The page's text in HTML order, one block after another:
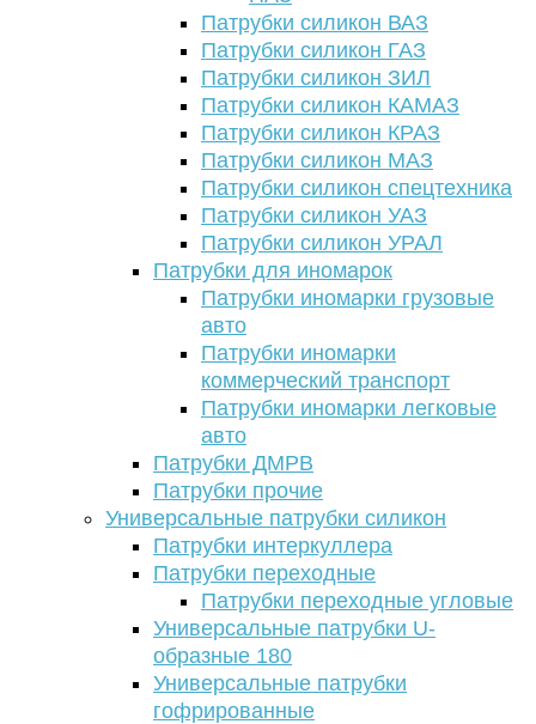
Патрубки силикон ВАЗ
Патрубки силикон ГАЗ
Патрубки силикон ЗИЛ
Патрубки силикон КАМАЗ
Патрубки силикон КРАЗ
Патрубки силикон МАЗ
Патрубки силикон спецтехника
Патрубки силикон УАЗ
Патрубки силикон УРАЛ
Патрубки для иномарок
Патрубки иномарки грузовые
авто
Патрубки иномарки
коммерческий транспорт
Патрубки иномарки легковые
авто
Патрубки ДМРВ
Патрубки прочие
Универсальные патрубки силикон
Патрубки интеркуллера
Патрубки переходные
Патрубки переходные угловые
Универсальные патрубки U-
образные 180
Универсальные патрубки
гофрированные